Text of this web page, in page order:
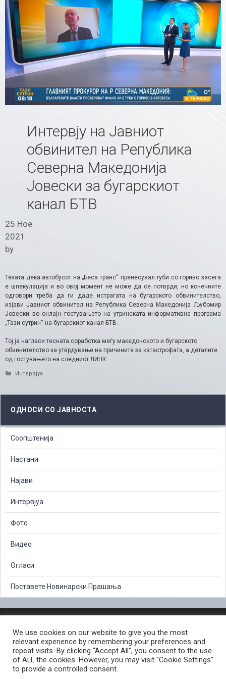
Интервју на Јавниот
обвинител на Република
Северна Македонија
Јовески за бугарскиот
канал БТВ
25 Ное
2021
by
Тезата дека автобусот на „Беса транс“ пренесувал туби со гориво засега
е шпекулација и во овој момент не може да се потврди, но конечните
одговори треба да ги даде истрагата на бугарското обвинителство,
изјави Јавниот обвинител на Република Северна Македонија Љубомир
Јовески во онлајн гостувањето на утринската информативна програма
„Тази сутрин“ на бугарскиот канал БТВ.
Тој ја нагласи тесната соработка меѓу македонското и бугарското
обвинителство за утврдување на причините за катастрофата, а деталите
од гостувањето на следниот ЛИНК
Categories
Интервјуа
ОДНОСИ СО ЈАВНОСТА
Соопштенија
Настани
Најави
Интервјуа
Фото
Видео
Огласи
Поставете Новинарски Прашања
СЛОБОДЕН ПРИСТАП ДО ИНФОРМАЦИИ ОД ЈАВЕН КАРАКТЕР
ПОСТАПКА ЗА ПРИЈАВА НА КРИВИЧНО ДЕЛО
КОРИСНИ ЛИНКОВИ
ПОЛИТИКА ЗА ПРИВАТНОСТ ВЕБ СТРАНИЦА
We use cookies on our website to give you the most
relevant experience by remembering your preferences and
repeat visits. By clicking “Accept All”, you consent to the use
of ALL the cookies. However, you may visit "Cookie Settings"
to provide a controlled consent.